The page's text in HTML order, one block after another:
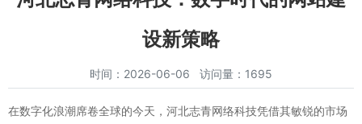
设新策略
时间：2026-06-06 访问量：1695
在数字化浪潮席卷全球的今天，河北志青网络科技凭借其敏锐的市场